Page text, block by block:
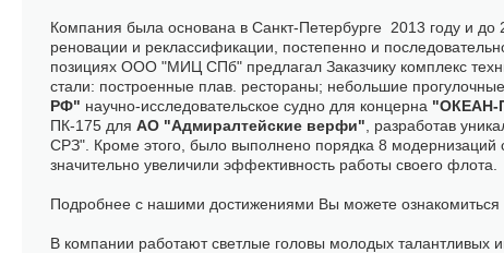
Компания была основана в Санкт-Петербурге 2013 году и
реновации и реклассификации, постепенно и
позициях ООО "МИЦ СПб" предлагал Заказчику комплекс
стали: построенные плав. рестораны; небольшие
РФ" научно-исследовательское судно для концерна "ОКЕАН-
ПК-175 для АО "Адмиралтейские верфи" , разработав
СРЗ". Кроме этого, было выполнено порядка 8
значительно увеличили эффективность работы своего флота.
Подробнее с нашими достижениями Вы можете
В компании работают светлые головы молодых талантливых